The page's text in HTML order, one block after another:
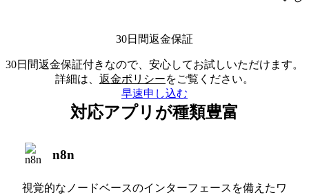
30日間返金保証
30日間返金保証付きなので、安心してお試しいただけます。
詳細は、 返金ポリシーをご覧ください。
早速申し込む
対応アプリが種類豊富
n8n
視覚的なノードベースのインターフェースを備えたワ